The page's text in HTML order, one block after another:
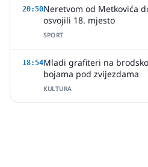
20:50Neretvom od Metkovića
osvojili 18. mjesto
SPORT
18:54Mladi grafiteri na
bojama pod zvijezdama
KULTURA